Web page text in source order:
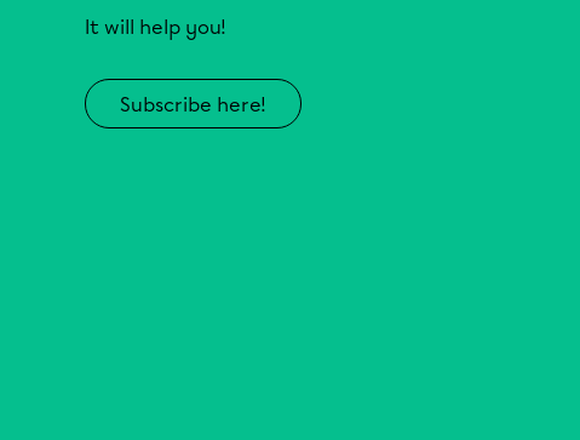
It will help you!
Subscribe here!